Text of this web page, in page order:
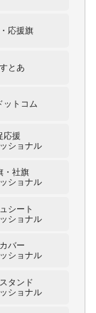
応援旗
とあ
ットコム
応援
ショナル
・社旗
ショナル
シート
ショナル
バー
ショナル
タンド
ショナル